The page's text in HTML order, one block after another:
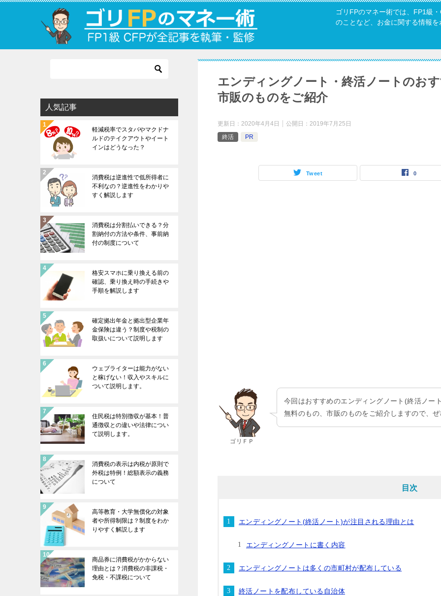
ゴリFPのマネー術では、FP1級
のことなど、お金に関する情報
エンディングノート・終活ノートのお
市販のものをご紹介
更新日： 2020年4月4日 公開日： 2019年7月25日
終活
PR
Tweet 0
ゴリＦＰ
今回はおすすめのエンディングノート(終活ノー
無料のもの、市販のものをご紹介しますので、
目次
エンディングノート(終活ノート)が注目される理由とは
エンディングノートに書く内容
エンディングノートは多くの市町村が配布している
終活ノートを配布している自治体
人気記事
軽減税率でスタバやマクドナ
ルドのテイクアウトやイート
インはどうなった？
消費税は逆進性で低所得者に
不利なの？逆進性をわかりや
すく解説します
消費税は分割払いできる？分
割納付の方法や条件、事前納
付の制度について
格安スマホに乗り換える前の
確認、乗り換え時の手続きや
手順を解説します
確定拠出年金と拠出型企業年
金保険は違う？制度や税制の
取扱いについて説明します
ウェブライターは能力がない
と稼げない！収入やスキルに
ついて説明します。
住民税は特別徴収が基本！普
通徴収との違いや法律につい
て説明します。
消費税の表示は内税が原則で
外税は特例！総額表示の義務
について
高等教育・大学無償化の対象
者や所得制限は？制度をわか
りやすく解説します
商品券に消費税がかからない
理由とは？消費税の非課税・
免税・不課税について